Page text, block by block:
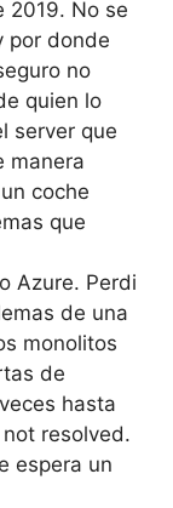
2019. No se
por donde
no
quien lo
server que
manera
coche
que
Azure. Perdi
de una
monolitos
de
hasta
resolved.
espera un